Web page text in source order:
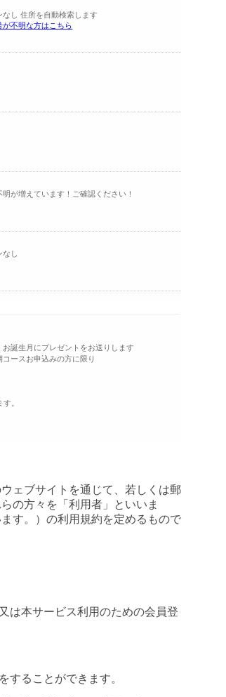
なし 住所を自動検索します
が不明な方はこちら
明が増えています！ご確認ください！
なし
お誕生月にプレゼントをお送りします
ースお申込みの方に限り
。
ェブサイトを通じて、若しくは郵
の方々を「利用者」といいま
す。）の利用規約を定めるもので
は本サービス利用のための会員登
することができます。